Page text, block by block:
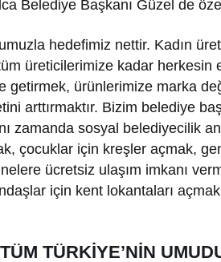
Belediye Başkanı Güzel de
hedefimiz nettir. Kadın
üreticilerimize kadar herkesin
getirmek, ürünlerimize marka
arttırmaktır. Bizim belediye
zamanda sosyal belediyecilik
çocuklar için kreşler açmak,
ücretsiz ulaşım imkanı
için kent lokantaları
TÜRKİYE’NİN